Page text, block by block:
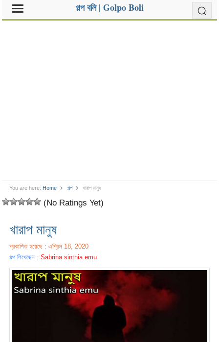
গল্প বলি | Golpo Boli
You are here: Home গল্প খারাপ মানুষ
(No Ratings Yet)
খারাপ মানুষ
প্রকাশিত হয়েছে : এপ্রিল 18, 2020
গল্প লিখেছেন :Sabrina sinthia emu